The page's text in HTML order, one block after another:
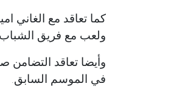
كما تعاقد مع الغاني
ولعب مع فريق
وأيضا تعاقد التضامن
في الموسم السابق.